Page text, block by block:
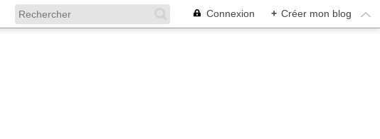
Connexion + Créer mon blog